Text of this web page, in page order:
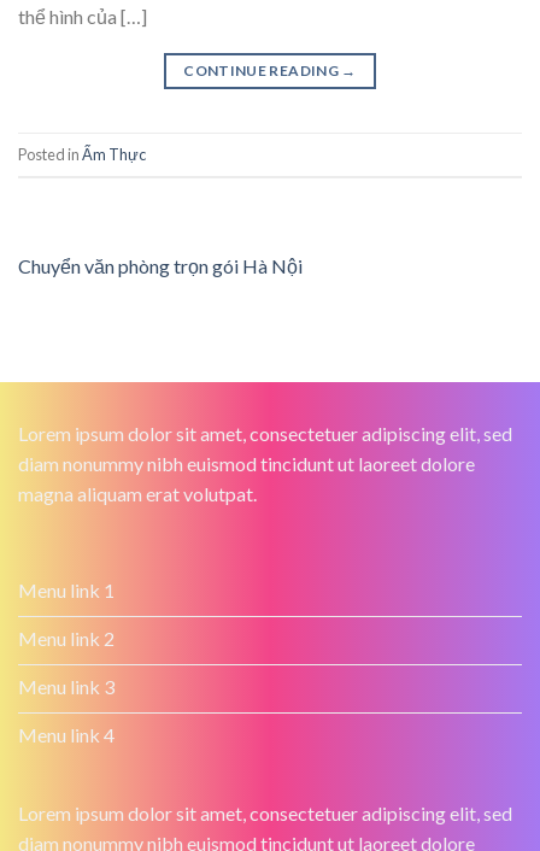
thể hình của […]
CONTINUE READING →
Posted inẨm Thực
Chuyển văn phòng trọn gói Hà Nội
Lorem ipsum dolor sit amet, consectetuer adipiscing elit, sed
diam nonummy nibh euismod tincidunt ut laoreet dolore
magna aliquam erat volutpat.
Menu link 1
Menu link 2
Menu link 3
Menu link 4
Lorem ipsum dolor sit amet, consectetuer adipiscing elit, sed
diam nonummy nibh euismod tincidunt ut laoreet dolore